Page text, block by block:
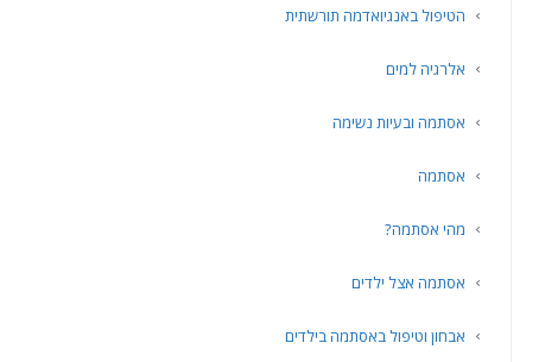
הטיפול באנגיואדמה תורשתית
אלרגיה למים
אסתמה ובעיות נשימה
אסתמה
מהי אסתמה?
אסתמה אצל ילדים
אבחון וטיפול באסתמה בילדים